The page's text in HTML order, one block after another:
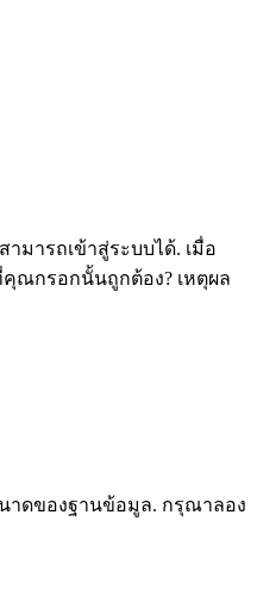
มารถเข้าสู่ระบบได้. เมื่อ
ณกรอกนั้นถูกต้อง? เหตุผล
าดของฐานข้อมูล. กรุณาลอง